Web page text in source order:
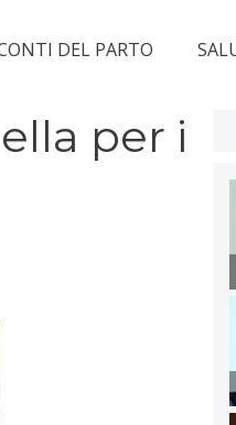
DEL PARTO
per i